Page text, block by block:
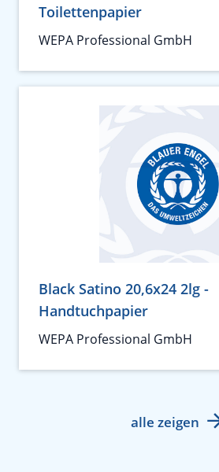
Toilettenpapier
WEPA Professional GmbH
Black Satino 20,6x24 2lg -
Handtuchpapier
WEPA Professional GmbH
alle zeigen